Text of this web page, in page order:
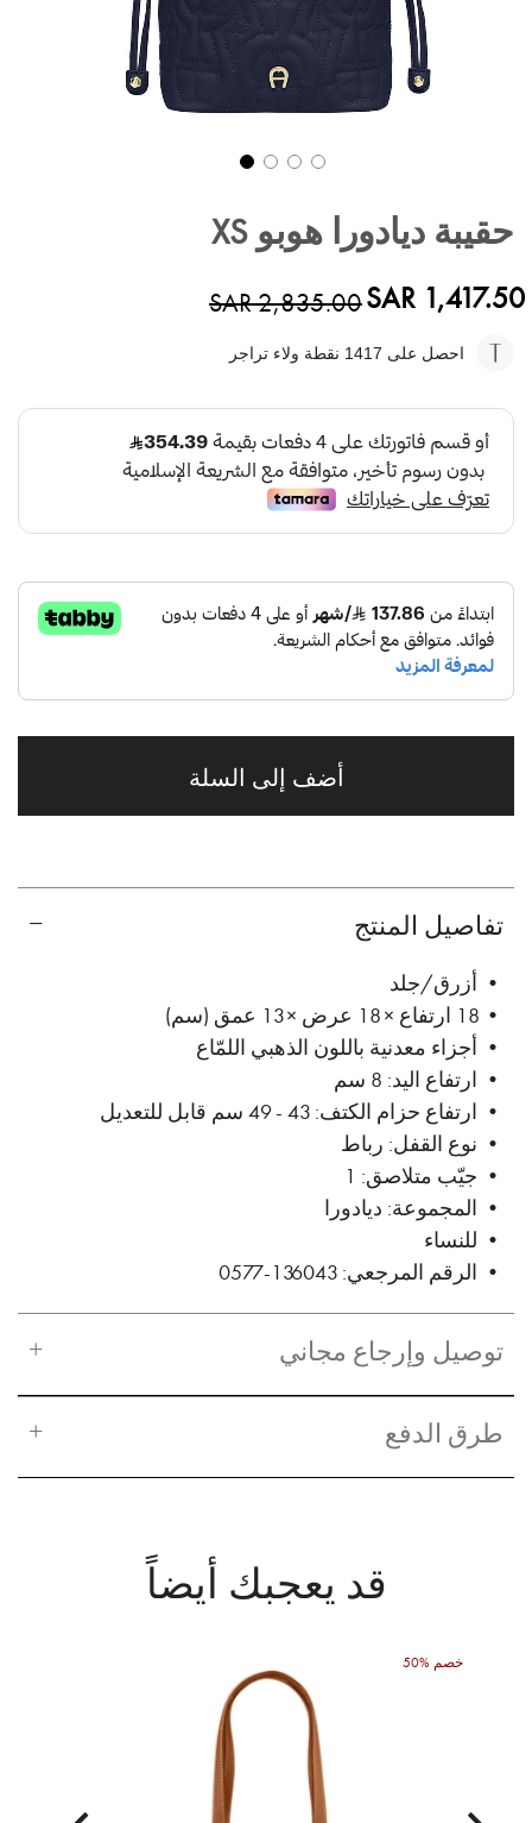
بداية
معرض
حقيبة ديادورا هوبو XS
SAR 1,417.50
SAR 2,835.00
احصل على 1417 نقطة ولاء تراجر
أضف إلى السلة
تفاصيل المنتج
• أزرق/جلد
• 18 ارتفاع × 18 عرض × 13 عمق (سم)
• أجزاء معدنية باللون الذهبي اللمّاع
• ارتفاع اليد: 8 سم
• ارتفاع حزام الكتف: 43 - 49 سم قابل للتعديل
• نوع القفل: رباط
• جيّب متلاصق: 1
• المجموعة: ديادورا
• للنساء
• الرقم المرجعي: 136043-0577
توصيل وإرجاع مجاني
طرق الدفع
قد يعجبك أيضاً
50% خصم